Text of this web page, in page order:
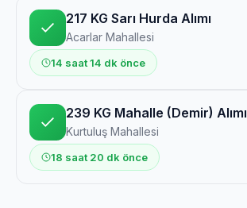
217 KG Sarı Hurda Alımı
Acarlar Mahallesi
14 saat 14 dk önce
239 KG Mahalle (Demir) Alımı
Kurtuluş Mahallesi
18 saat 20 dk önce